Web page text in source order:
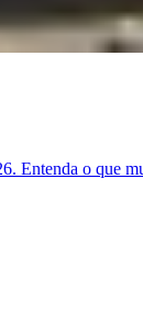
Entenda o que